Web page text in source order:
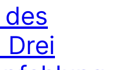
Drei